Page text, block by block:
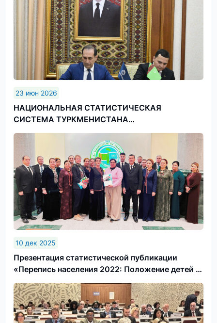
23 июн 2026
НАЦИОНАЛЬНАЯ СТАТИСТИЧЕСКАЯ
СИСТЕМА ТУРКМЕНИСТАНА
СОВЕРШЕНСТВУЕТСЯ
10 дек 2025
Презентация статистической публикации
«Перепись населения 2022: Положение детей в
Туркменистане»